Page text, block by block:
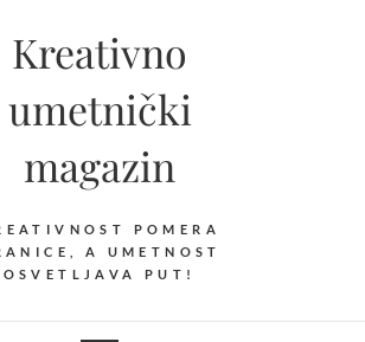
Kreativno
umetnički
magazin
POMERA
A UMETNOST
OSVETLJAVA PUT!